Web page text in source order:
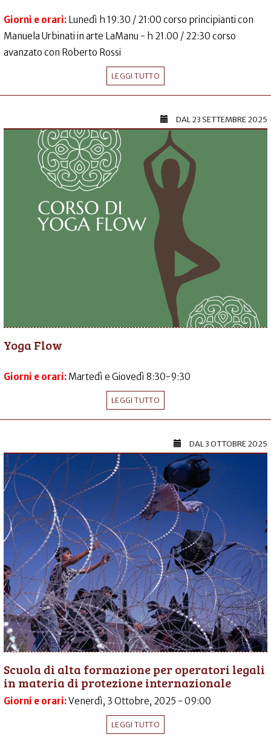
Giorni e orari: Lunedì h 19.30 / 21:00 corso principianti con
Manuela Urbinati in arte LaManu - h 21.00 / 22:30 corso
avanzato con Roberto Rossi
LEGGI TUTTO
DAL23 SETTEMBRE 2025
Yoga Flow
Giorni e orari: Martedì e Giovedì 8:30-9:30
LEGGI TUTTO
DAL3 OTTOBRE 2025
Scuola di alta formazione per operatori legali
in materia di protezione internazionale
Giorni e orari:Venerdì, 3 Ottobre, 2025 - 09:00
LEGGI TUTTO